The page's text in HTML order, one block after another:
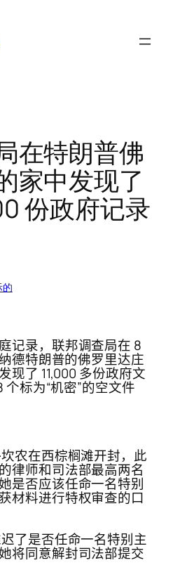
在特朗普佛
家中发现了
份政府记录
的
记录，联邦调查局在 8
德特朗普的佛罗里达庄
现了 11,000 多份政府文
标为“机密”的空文件
农在西棕榈滩开封，此
律师和司法部最高两名
是否应该任命一名特别
材料进行特权审查的口
了是否任命一名特别主
将同意解封司法部提交